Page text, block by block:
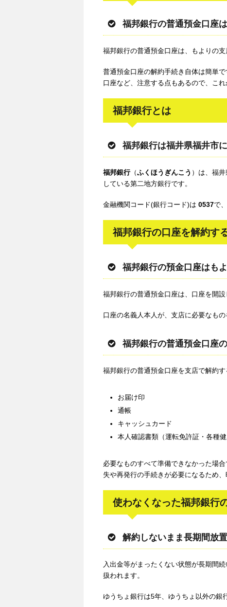
福邦銀行の普通預金口座
福邦銀行の普通預金口座は、もよりの支
普通預金口座の解約手続き自体は簡単
口座など、注意する点もあるので、これ
福邦銀行とは
福邦銀行は福井県福井市
福邦銀行（ふくほうぎんこう ）は、福
している第二地方銀行です。
金融機関コード(銀行コード)は 0537で
福邦銀行の口座を解約す
福邦銀行の預金口座はも
福邦銀行の普通預金口座は、口座を開
口座の名義人本人が、支店に必要なも
福邦銀行の普通預金口座
福邦銀行の普通預金口座を支店で解約
お届け印
通帳
キャッシュカード
本人確認書類（運転免許証・各種健
必要なものすべて準備できなかった場
失や再発行の手続きが必要になるため、
使わなくなった福邦銀行
解約しないまま長期間放
入出金等がまったくない状態が長期間
扱われます。
ゆうちょ銀行は5年、ゆうちょ以外の銀